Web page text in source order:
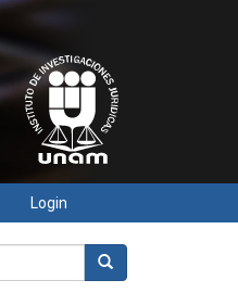
Login